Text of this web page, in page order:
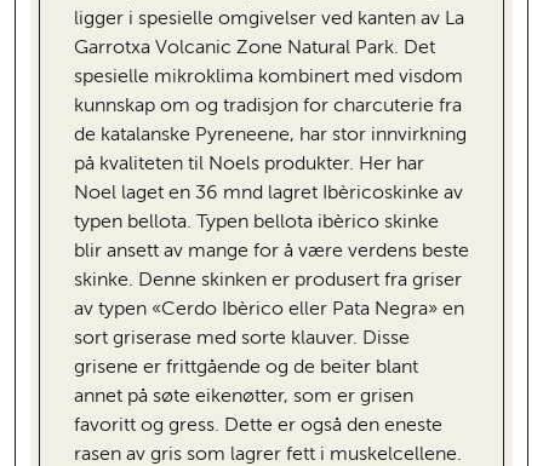
ligger i spesielle omgivelser ved kanten av La
Garrotxa Volcanic Zone Natural Park. Det
spesielle mikroklima kombinert med visdom
kunnskap om og tradisjon for charcuterie fra
de katalanske Pyreneene, har stor innvirkning
på kvaliteten til Noels produkter. Her har
Noel laget en 36 mnd lagret Ibèricoskinke av
typen bellota. Typen bellota ibèrico skinke
blir ansett av mange for å være verdens beste
skinke. Denne skinken er produsert fra griser
av typen «Cerdo Ibèrico eller Pata Negra» en
sort griserase med sorte klauver. Disse
grisene er frittgående og de beiter blant
annet på søte eikenøtter, som er grisen
favoritt og gress. Dette er også den eneste
rasen av gris som lagrer fett i muskelcellene.